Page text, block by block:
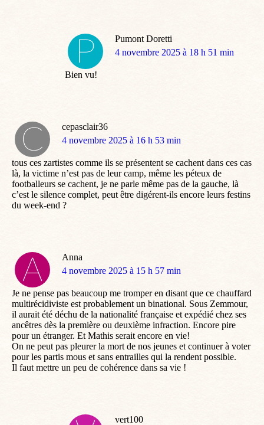
Pumont Doretti
dit
4 novembre 2025 à 18 h 51 min
Bien vu!
cepasclair36
dit
4 novembre 2025 à 16 h 53 min
tous ces zartistes comme ils se présentent se cachent dans ces cas
là, la victime n’est pas de leur camp, même les péteux de
footballeurs se cachent, je ne parle même pas de la gauche, là
c’est le silence complet, peut être digérent-ils encore leurs festins
du week-end ?
Anna
dit
4 novembre 2025 à 15 h 57 min
Je ne pense pas beaucoup me tromper en disant que ce chauffard
multirécidiviste est probablement un binational. Sous Zemmour,
il aurait été déchu de la nationalité française et expédié chez ses
ancêtres dès la première ou deuxième infraction. Encore pire
pour un étranger. Et Mathis serait encore en vie!
On ne peut pas pleurer la mort de nos jeunes et continuer à voter
pour les partis mous et sans entrailles qui la rendent possible.
Il faut mettre un peu de cohérence dans sa vie !
vert100